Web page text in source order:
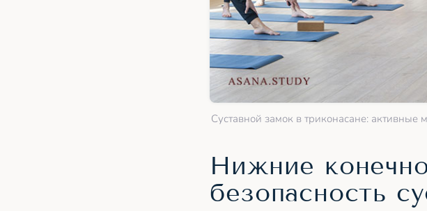
Суставной замок в триконасане:
Нижние
безопасность